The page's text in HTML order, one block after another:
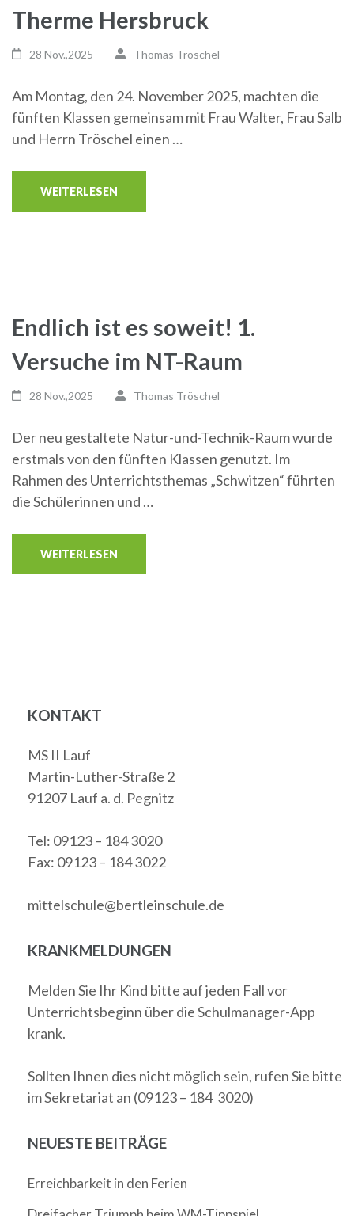
Therme Hersbruck
28 Nov.,2025 Thomas Tröschel
Am Montag, den 24. November 2025, machten die
fünften Klassen gemeinsam mit Frau Walter, Frau Salb
und Herrn Tröschel einen …
WEITERLESEN
Endlich ist es soweit! 1.
Versuche im NT-Raum
28 Nov.,2025 Thomas Tröschel
Der neu gestaltete Natur-und-Technik-Raum wurde
erstmals von den fünften Klassen genutzt. Im
Rahmen des Unterrichtsthemas „Schwitzen“ führten
die Schülerinnen und …
WEITERLESEN
KONTAKT
MS II Lauf
Martin-Luther-Straße 2
91207 Lauf a. d. Pegnitz
Tel: 09123 – 184 3020
Fax: 09123 – 184 3022
mittelschule@bertleinschule.de
KRANKMELDUNGEN
Melden Sie Ihr Kind bitte auf jeden Fall vor
Unterrichtsbeginn über die Schulmanager-App
krank.
Sollten Ihnen dies nicht möglich sein, rufen Sie bitte
im Sekretariat an (09123 – 184 3020)
NEUESTE BEITRÄGE
Erreichbarkeit in den Ferien